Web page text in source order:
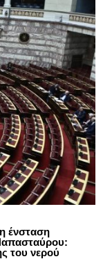
ένσταση
του νερού